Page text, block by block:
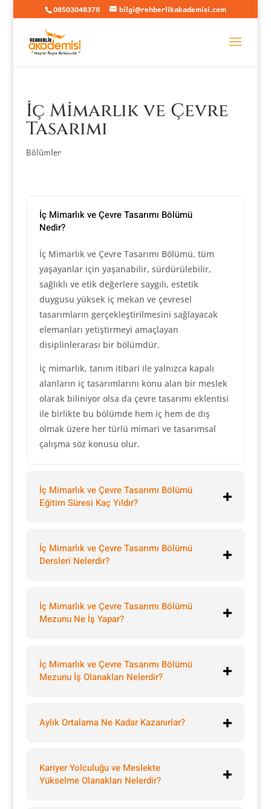
08503048378 bilgi@rehberlikakademisi.com
İç Mimarlık ve Çevre
Tasarımı
Bölümler
İç Mimarlık ve Çevre Tasarımı Bölümü
Nedir?
İç Mimarlık ve Çevre Tasarımı Bölümü, tüm
yaşayanlar için yaşanabilir, sürdürülebilir,
sağlıklı ve etik değerlere saygılı, estetik
duygusu yüksek iç mekan ve çevresel
tasarımların gerçekleştirilmesini sağlayacak
elemanları yetiştirmeyi amaçlayan
disiplinlerarası bir bölümdür.
İç mimarlık, tanım itibari ile yalnızca kapalı
alanların iç tasarımlarını konu alan bir meslek
olarak biliniyor olsa da çevre tasarımı eklentisi
ile birlikte bu bölümde hem iç hem de dış
olmak üzere her türlü mimari ve tasarımsal
çalışma söz konusu olur.
İç Mimarlık ve Çevre Tasarımı Bölümü
Eğitim Süresi Kaç Yıldır?
İç Mimarlık ve Çevre Tasarımı Bölümü
Dersleri Nelerdir?
İç Mimarlık ve Çevre Tasarımı Bölümü
Mezunu Ne İş Yapar?
İç Mimarlık ve Çevre Tasarımı Bölümü
Mezunu İş Olanakları Nelerdir?
Aylık Ortalama Ne Kadar Kazanırlar?
Kariyer Yolculuğu ve Meslekte
Yükselme Olanakları Nelerdir?